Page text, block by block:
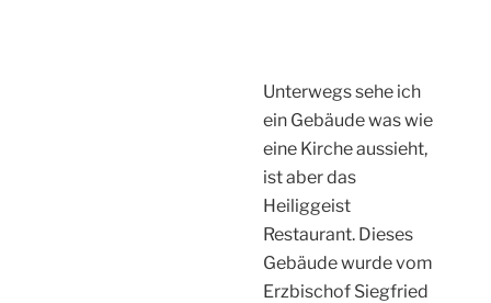
Unterwegs sehe ich
ein Gebäude was wie
eine Kirche aussieht,
ist aber das
Heiliggeist
Restaurant. Dieses
Gebäude wurde vom
Erzbischof Siegfried